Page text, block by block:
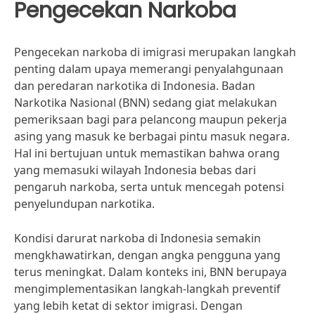
Pengecekan Narkoba
Pengecekan narkoba di imigrasi merupakan langkah
penting dalam upaya memerangi penyalahgunaan
dan peredaran narkotika di Indonesia. Badan
Narkotika Nasional (BNN) sedang giat melakukan
pemeriksaan bagi para pelancong maupun pekerja
asing yang masuk ke berbagai pintu masuk negara.
Hal ini bertujuan untuk memastikan bahwa orang
yang memasuki wilayah Indonesia bebas dari
pengaruh narkoba, serta untuk mencegah potensi
penyelundupan narkotika.
Kondisi darurat narkoba di Indonesia semakin
mengkhawatirkan, dengan angka pengguna yang
terus meningkat. Dalam konteks ini, BNN berupaya
mengimplementasikan langkah-langkah preventif
yang lebih ketat di sektor imigrasi. Dengan